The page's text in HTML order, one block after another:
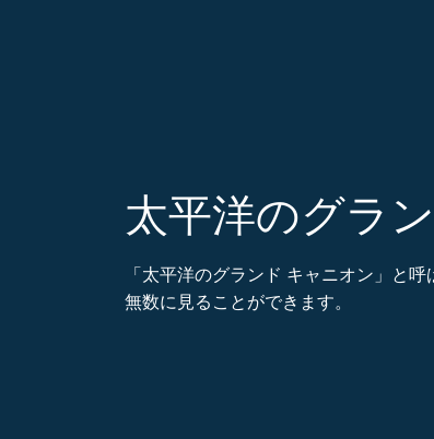
太平洋のグラ
「太平洋のグランド キャニオン」と
無数に見ることができます。